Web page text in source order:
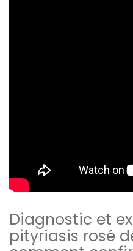
Diagnostic et
pityriasis rosé